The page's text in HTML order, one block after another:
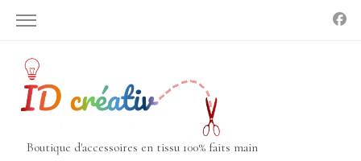
Boutique d'accessoires en tissu 100% faits main